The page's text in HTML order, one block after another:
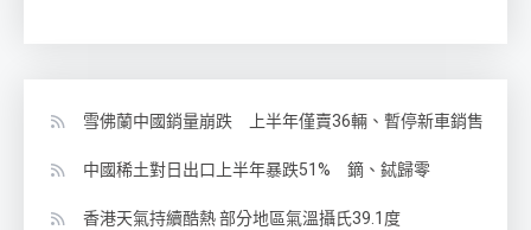
雪佛蘭中國銷量崩跌 上半年僅賣36輛、暫停新車銷售
中國稀土對日出口上半年暴跌51% 鏑、鋱歸零
香港天氣持續酷熱 部分地區氣溫攝氏39.1度